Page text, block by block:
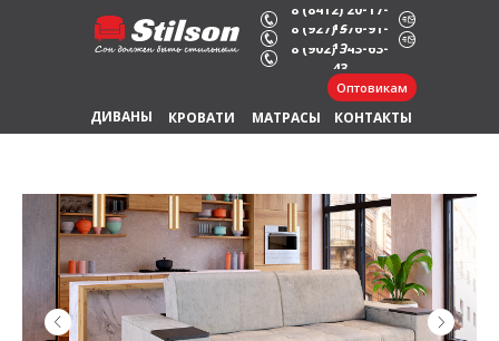
ДИВАНЫ
8 (8412) 20-17-
16
8 (927) 376-91-
12
КРОВАТИ МАТРАСЫ КОНТАКТЫ
8 (902) 343-63-
43
Оптовикам
Диван Ливерпуль со столиком и выдвижными ящиками